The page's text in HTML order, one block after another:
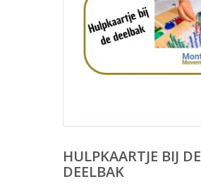
HULPKAARTJE BIJ DE
DEELBAK